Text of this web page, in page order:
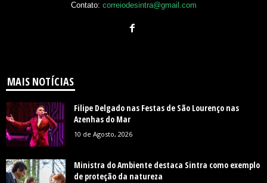
Contato: correiodesintra@gmail.com
MAIS NOTÍCIAS
Filipe Delgado nas Festas de São Lourenço nas
Azenhas do Mar
10 de Agosto, 2026
Ministra do Ambiente destaca Sintra como exemplo
de proteção da natureza